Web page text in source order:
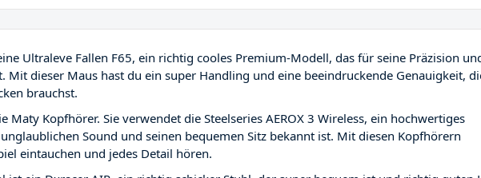
Ultraleve Fallen F65, ein richtig cooles Premium-Modell, das für seine Präzision
Mit dieser Maus hast du ein super Handling und eine beeindruckende Genauigkeit,
brauchst.
Maty Kopfhörer. Sie verwendet die Steelseries AEROX 3 Wireless, ein hochwertiges
Sound und seinen bequemen Sitz bekannt ist. Mit diesen Kopfhörern
eintauchen und jedes Detail hören.